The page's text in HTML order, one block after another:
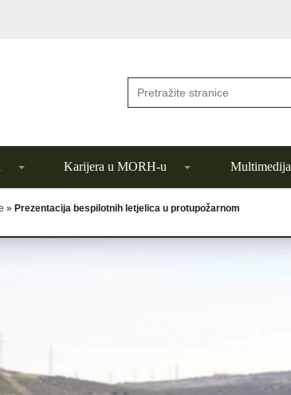
Karijera u MORH-u Multimedija
» Prezentacija bespilotnih letjelica u protupožarnom